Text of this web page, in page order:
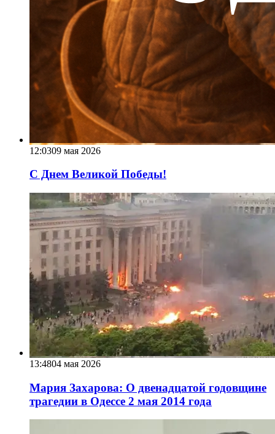
12:0309 мая 2026
С Днем Великой Победы!
13:4804 мая 2026
Мария Захарова: О двенадцатой годовщине
трагедии в Одессе 2 мая 2014 года